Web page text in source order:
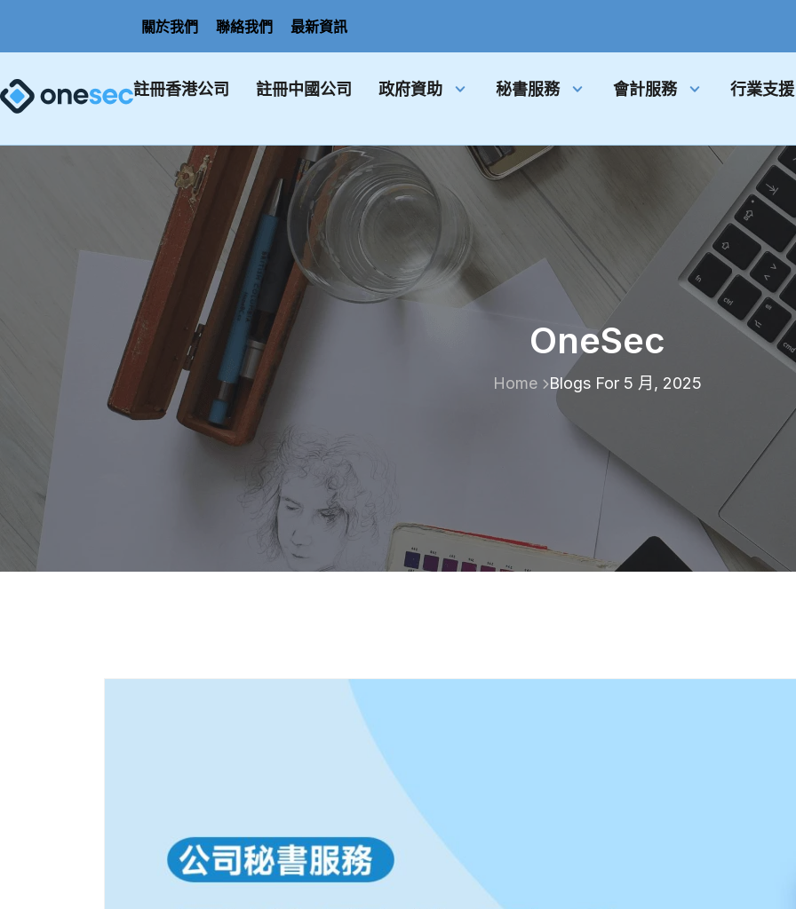
關於我們 聯絡我們 最新資訊
註冊香港公司 註冊中國公司 政府資助 秘書服務 會計服務 行業支援
OneSec
Home Blogs For 5 月, 2025